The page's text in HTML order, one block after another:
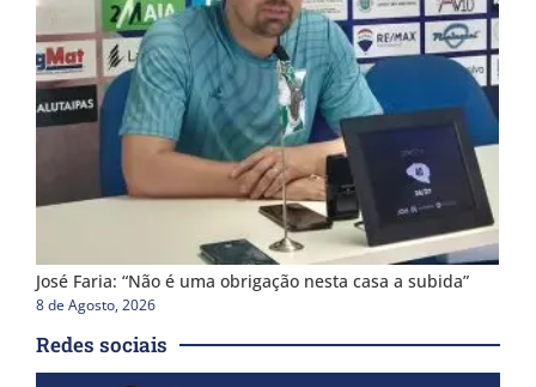
José Faria: “Não é uma obrigação nesta casa a subida”
8 de Agosto, 2026
Redes sociais